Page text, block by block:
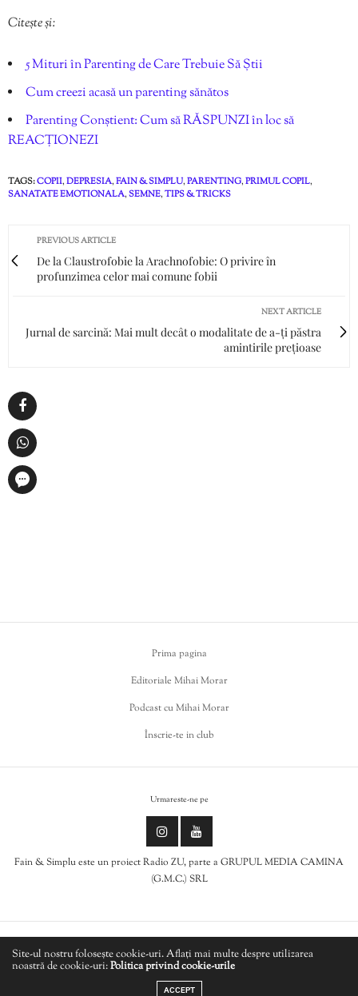
Citește și:
5 Mituri în Parenting de Care Trebuie Să Știi
Cum creezi acasă un parenting sănătos
Parenting Conștient: Cum să RĂSPUNZI în loc să
REACȚIONEZI
TAGS:COPII,DEPRESIA,FAIN & SIMPLU,PARENTING,PRIMUL COPIL,
SANATATE EMOTIONALA,SEMNE,TIPS & TRICKS
PREVIOUS ARTICLE
De la Claustrofobie la Arachnofobie: O privire în
profunzimea celor mai comune fobii
NEXT ARTICLE
Jurnal de sarcină: Mai mult decât o modalitate de a-ți păstra
amintirile prețioase
Prima pagina
Editoriale Mihai Morar
Podcast cu Mihai Morar
Înscrie-te in club
Urmareste-ne pe
Fain & Simplu este un proiect Radio ZU, parte a GRUPUL MEDIA CAMINA
(G.M.C.) SRL
Politica de cookies
Politică de confidențialitate
Site-ul nostru folosește cookie-uri. Aflați mai multe despre utilizarea
noastră de cookie-uri:Politica privind cookie-urile
ACCEPT